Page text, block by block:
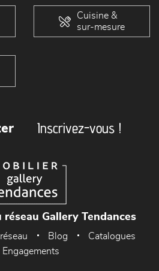
Cuisine &
sur-mesure
Inscrivez-vous !
réseau Gallery Tendances
réseau Blog
Catalogues
Engagements